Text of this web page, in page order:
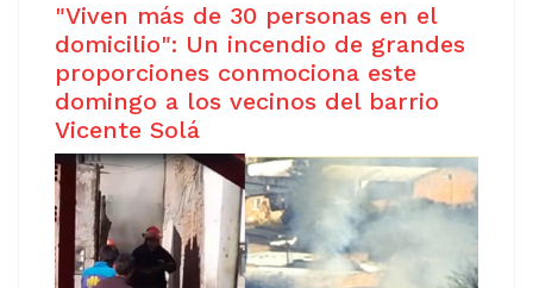
"Viven más de 30 personas en el
domicilio": Un incendio de grandes
proporciones conmociona este
domingo a los vecinos del barrio
Vicente Solá